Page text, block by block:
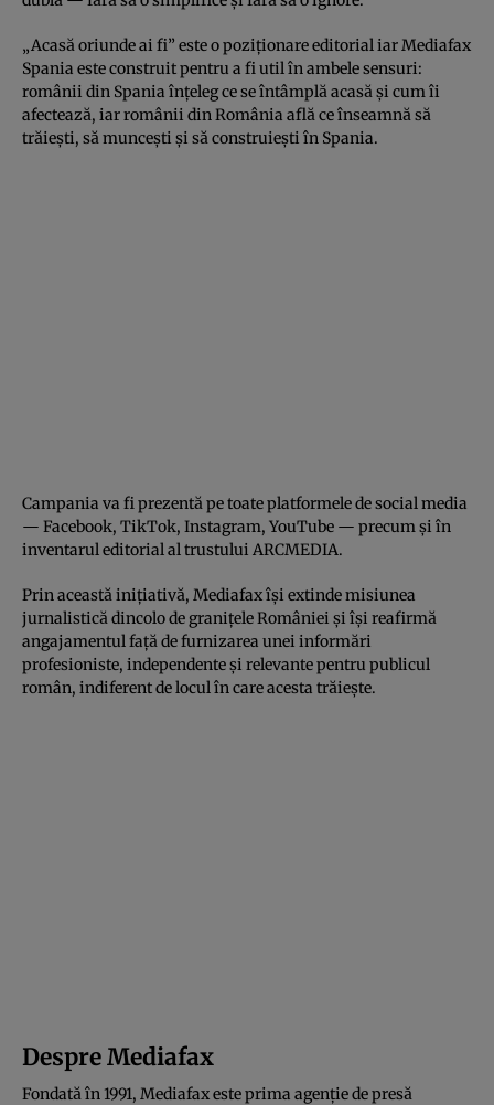
„Acasă oriunde ai fi” este o poziționare editorial iar Mediafax
Spania este construit pentru a fi util în ambele sensuri:
românii din Spania înțeleg ce se întâmplă acasă și cum îi
afectează, iar românii din România află ce înseamnă să
trăiești, să muncești și să construiești în Spania.
Campania va fi prezentă pe toate platformele de social media
— Facebook, TikTok, Instagram, YouTube — precum și în
inventarul editorial al trustului ARCMEDIA.
Prin această inițiativă, Mediafax își extinde misiunea
jurnalistică dincolo de granițele României și își reafirmă
angajamentul față de furnizarea unei informări
profesioniste, independente și relevante pentru publicul
român, indiferent de locul în care acesta trăiește.
Despre Mediafax
Fondată în 1991, Mediafax este prima agenție de presă